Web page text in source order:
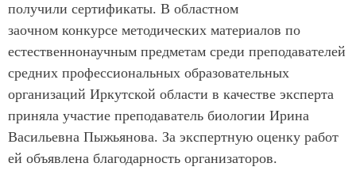
получили сертификаты. В областном
заочном конкурсе методических материалов по
естественнонаучным предметам среди преподавателей
средних профессиональных образовательных
организаций Иркутской области в качестве эксперта
приняла участие преподаватель биологии Ирина
Васильевна Пыжьянова. За экспертную оценку работ
ей объявлена благодарность организаторов.